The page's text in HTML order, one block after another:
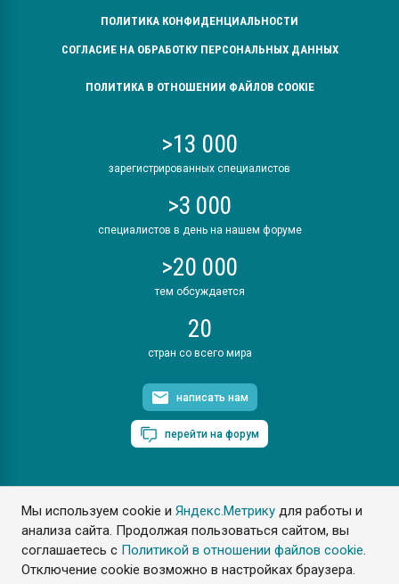
Мы используем cookie иЯндекс.Метрику для работы и
анализа сайта. Продолжая пользоваться сайтом, вы
соглашаетесь с Политикой в отношении файлов cookie.
Отключение cookie возможно в настройках браузера.
ПОЛИТИКА КОНФИДЕНЦИАЛЬНОСТИ
СОГЛАСИЕ НА ОБРАБОТКУ ПЕРСОНАЛЬНЫХ ДАННЫХ
ПОЛИТИКА В ОТНОШЕНИИ ФАЙЛОВ COOKIE
>13 000
зарегистрированных специалистов
>3 000
специалистов в день на нашем форуме
>20 000
тем обсуждается
20
стран со всего мира
написать нам
перейти на форум
ПластЭксперт © 2006. Все права защищены
Разрешается копирование материалов сайта с обязательной
ссылкой на www.e-plastic.ru
Разработка сайта